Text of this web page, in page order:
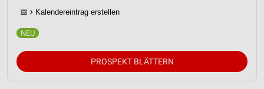
📅 Kalendereintrag erstellen
PROSPEKT BLÄTTERN